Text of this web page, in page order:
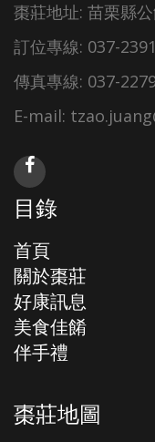
棗莊地址: 苗栗縣
訂位專線: 037-
傳真專線: 037-
E-mail:
目錄
首頁
關於棗莊
好康訊息
美食佳餚
伴手禮
棗莊地圖